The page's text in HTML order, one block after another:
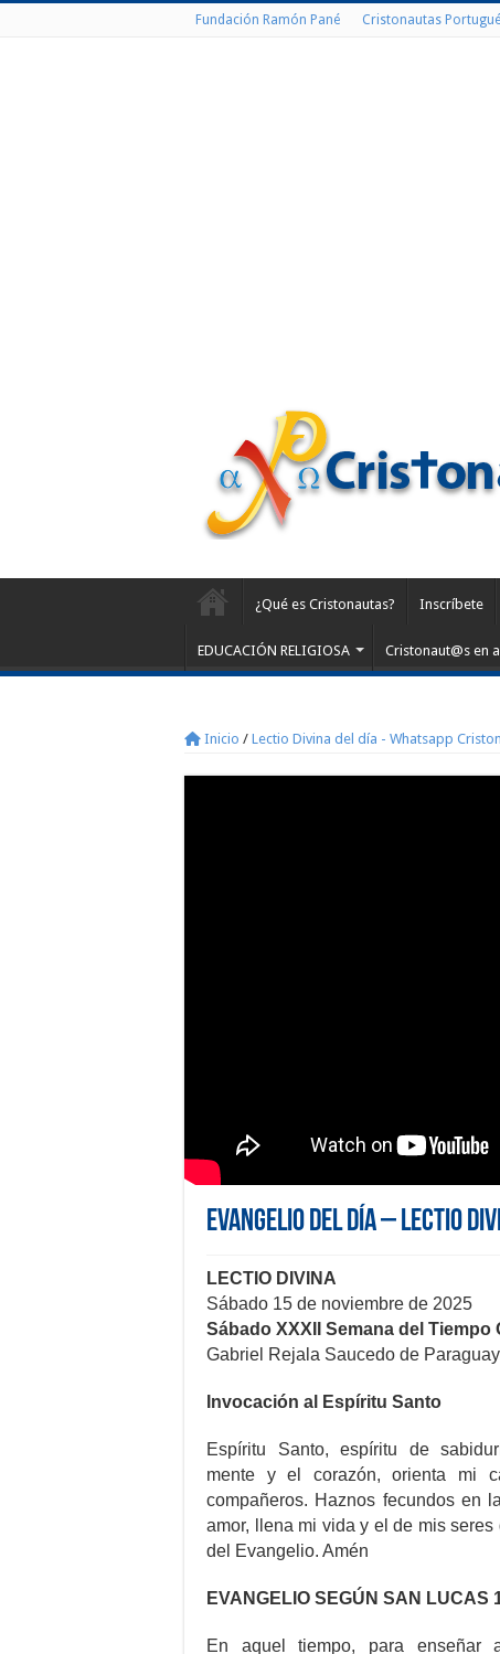
Fundación Ramón Pané Cristonautas
¿Qué es Cristonautas? Inscríbete
EDUCACIÓN RELIGIOSA Cristonaut@s en
Inicio / Lectio Divina del día - Whatsapp
Evangelio del día – Lectio
LECTIO DIVINA
Sábado 15 de noviembre de 2025
Sábado XXXII Semana del Tiempo
Gabriel Rejala Saucedo de Paraguay
Invocación al Espíritu Santo
Espíritu Santo, espíritu de
mente y el corazón, orienta mi
compañeros. Haznos fecundos en
amor, llena mi vida y el de mis
del Evangelio. Amén
EVANGELIO SEGÚN SAN LUCAS
En aquel tiempo, para enseñar